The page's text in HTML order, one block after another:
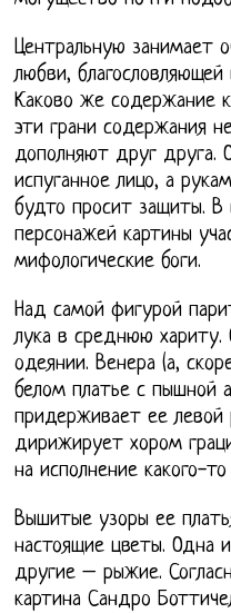
Центральную занимает
любви,
Каково же содержание
эти грани содержания
дополняют друг друга.
испуганное лицо, а
будто просит защиты. В
персонажей картины
мифологические боги.
Над самой фигурой
лука в среднюю
одеянии. Венера (а,
белом платье с пышной
придерживает ее левой
дирижирует хором
на исполнение какого-то
Вышитые узоры ее
настоящие цветы. Одна
другие – рыжие.
картина Сандро